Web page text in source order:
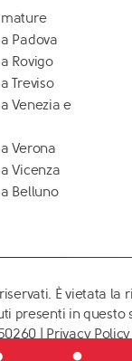
Padova
Rovigo
Treviso
Venezia e
Verona
Vicenza
Belluno
È vietata la
presenti in questo
| Privacy Policy